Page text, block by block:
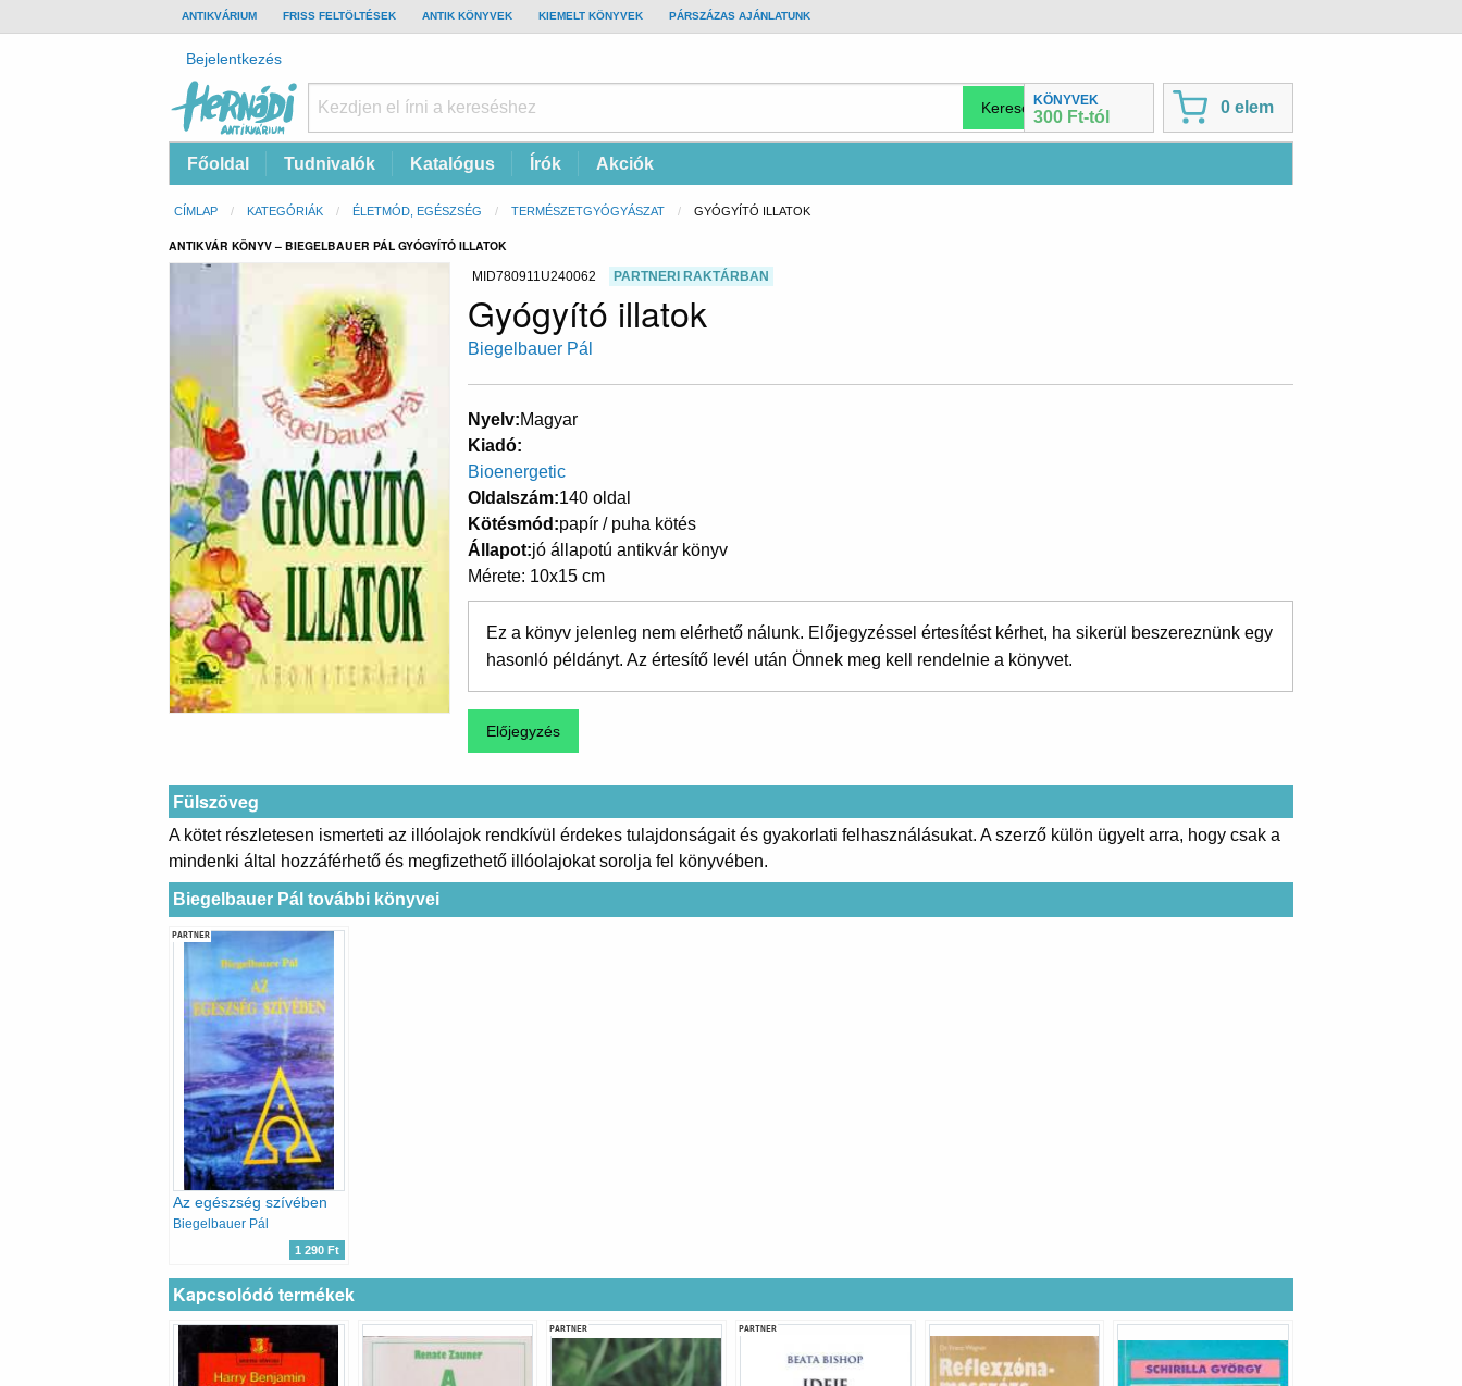
TOP
BAR
ANTIKVÁRIUM FRISS FELTÖLTÉSEK ANTIK KÖNYVEK KIEMELT KÖNYVEK PÁRSZÁZAS AJÁNLATUNK
Felhasználói
fiók
menüje
Bejelentkezés
Antikvárium
Online
KÖNYVEK
300 Ft-tól
0 elem
Fő
navigáció
Főoldal Tudnivalók Katalógus Írók Akciók
Morzsa
CÍMLAP KATEGÓRIÁK ÉLETMÓD, EGÉSZSÉG TERMÉSZETGYÓGYÁSZAT CURRENT:
GYÓGYÍTÓ ILLATOK
ANTIKVÁR KÖNYV – BIEGELBAUER PÁL GYÓGYÍTÓ ILLATOK
MID780911U240062 PARTNERI RAKTÁRBAN
Gyógyító illatok
Biegelbauer Pál
Nyelv Magyar
Kiadó
Bioenergetic
Oldalszám 140 oldal
Kötésmód papír / puha kötés
Állapot jó állapotú antikvár könyv
Mérete: 10x15 cm
Ez a könyv jelenleg nem elérhető nálunk. Előjegyzéssel értesítést kérhet, ha sikerül beszereznünk egy
hasonló példányt. Az értesítő levél után Önnek meg kell rendelnie a könyvet.
Fülszöveg
A kötet részletesen ismerteti az illóolajok rendkívül érdekes tulajdonságait és gyakorlati felhasználásukat. A szerző külön ügyelt arra, hogy csak a
mindenki által hozzáférhető és megfizethető illóolajokat sorolja fel könyvében.
Biegelbauer Pál további könyvei
PARTNER
Az egészség szívében
Biegelbauer Pál
1 290 Ft
Kapcsolódó termékek
PARTNER PARTNER